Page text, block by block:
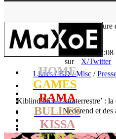
HOME
GAMES
RAMA
BULLES
KISSA
‘Extraterrestre’ : la
- 06.07.18, 12:08
sur
X/Twitter
Livres / BD/Misc/
Kiblind #65 ‘Extraterrestre’ :
Nederend et des